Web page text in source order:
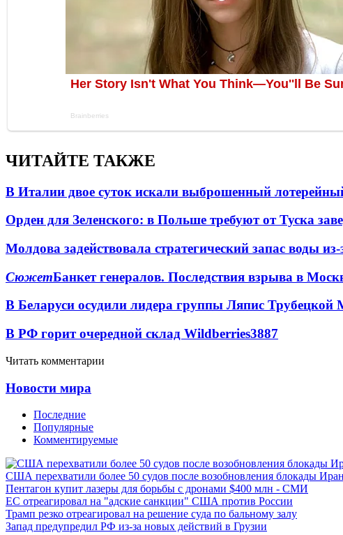
ЧИТАЙТЕ ТАКЖЕ
В Италии двое суток искали выброшенный
Орден для Зеленского: в Польше требуют от Туска
Молдова задействовала стратегический запас воды
СюжетБанкет генералов. Последствия взрыва в
В Беларуси осудили лидера группы Ляпис Трубецкой
В РФ горит очередной склад Wildberries3887
Читать комментарии
Новости мира
Последние
Популярные
Комментируемые
США перехватили более 50 судов после возобновления блокады
Пентагон купит лазеры для борьбы с дронами $400 млн - СМИ
ЕС отреагировал на "адские санкции" США против России
Трамп резко отреагировал на решение суда по бальному залу
Запад предупредил РФ из-за новых действий в Грузии